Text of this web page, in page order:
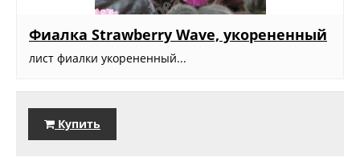
Фиалка Strawberry Wave, укорененный
лист фиалки укорененный...
Купить